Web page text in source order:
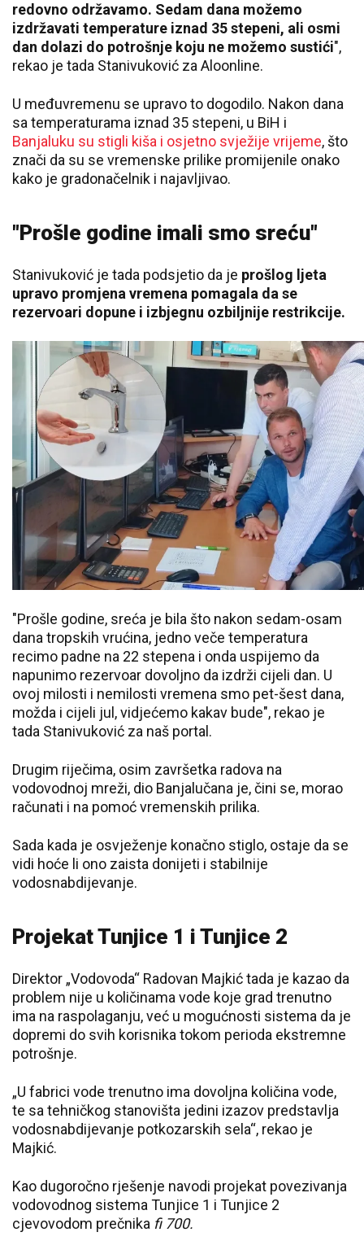
redovno održavamo. Sedam dana možemo
izdržavati temperature iznad 35 stepeni, ali osmi
dan dolazi do potrošnje koju ne možemo sustići",
rekao je tada Stanivuković za Aloonline.
U međuvremenu se upravo to dogodilo. Nakon dana
sa temperaturama iznad 35 stepeni, u BiH i
Banjaluku su stigli kiša i osjetno svježije vrijeme, što
znači da su se vremenske prilike promijenile onako
kako je gradonačelnik i najavljivao.
"Prošle godine imali smo sreću"
Stanivuković je tada podsjetio da je prošlog ljeta
upravo promjena vremena pomagala da se
rezervoari dopune i izbjegnu ozbiljnije restrikcije.
"Prošle godine, sreća je bila što nakon sedam-osam
dana tropskih vrućina, jedno veče temperatura
recimo padne na 22 stepena i onda uspijemo da
napunimo rezervoar dovoljno da izdrži cijeli dan. U
ovoj milosti i nemilosti vremena smo pet-šest dana,
možda i cijeli jul, vidjećemo kakav bude", rekao je
tada Stanivuković za naš portal.
Drugim riječima, osim završetka radova na
vodovodnoj mreži, dio Banjalučana je, čini se, morao
računati i na pomoć vremenskih prilika.
Sada kada je osvježenje konačno stiglo, ostaje da se
vidi hoće li ono zaista donijeti i stabilnije
vodosnabdijevanje.
Projekat Tunjice 1 i Tunjice 2
Direktor „Vodovoda“ Radovan Majkić tada je kazao da
problem nije u količinama vode koje grad trenutno
ima na raspolaganju, već u mogućnosti sistema da je
dopremi do svih korisnika tokom perioda ekstremne
potrošnje.
„U fabrici vode trenutno ima dovoljna količina vode,
te sa tehničkog stanovišta jedini izazov predstavlja
vodosnabdijevanje potkozarskih sela“, rekao je
Majkić.
Kao dugoročno rješenje navodi projekat povezivanja
vodovodnog sistema Tunjice 1 i Tunjice 2
cjevovodom prečnika fi 700.